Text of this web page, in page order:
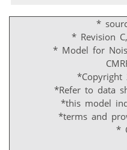
*
* Revision
* Model for
*Copyright
*Refer to data
*this model
*terms and
*